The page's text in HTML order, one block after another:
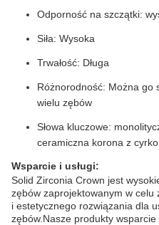
Odporność na szczątki:
Siła: Wysoka
Trwałość: Długa
Różnorodność: Można go
wielu zębów
Słowa kluczowe:
ceramiczna korona z
Wsparcie i usługi:
Solid Zirconia Crown jest
zębów zaprojektowanym w celu
i estetycznego rozwiązania dla
zębów.Nasze produkty